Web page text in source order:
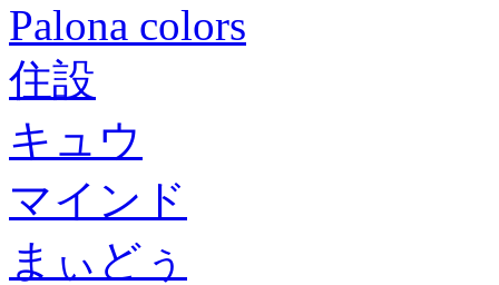
Palona colors
住設
キュウ
マインド
まぃどぅ